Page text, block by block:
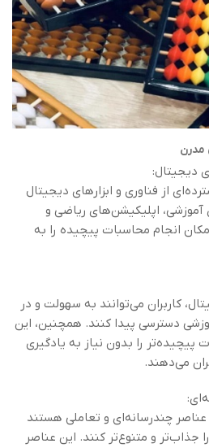
مدرن
از فناوری و ابزارهای دیجیتال
آموزشی، اپلیکیشن‌های ریاضی و
انجام محاسبات پیچیده را به
کاربران می‌توانند به سهولت و در
دسترسی پیدا کنند. همچنین، این
پیچیده‌تر را بدون نیاز به یادگیری
می‌دهند.
چندرسانه‌ای و تعاملی هستند
جذاب‌تر و متنوع‌تر کنند. این عناصر